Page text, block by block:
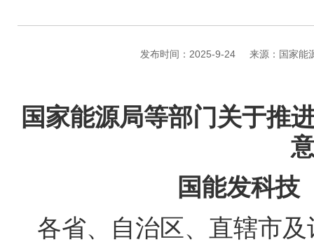
发布时间：2025-9-24 来源：国家能
国家能源局等部门关于推
国能发科技
各省、自治区、直辖市